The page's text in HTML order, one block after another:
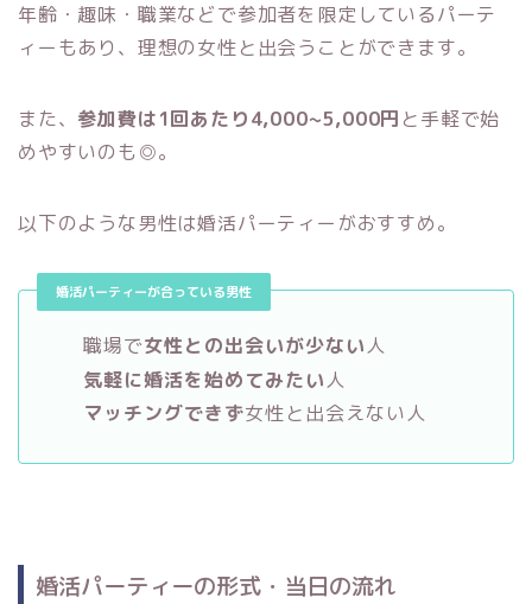
年齢・趣味・職業などで参加者を限定しているパーテ
ィーもあり、理想の女性と出会うことができます。
また、 参加費は1回あたり4,000~5,000円 と手軽で始
めやすいのも◎。
以下のような男性は婚活パーティーがおすすめ。
婚活パーティーが合っている男性
職場で女性との出会いが少ない人
気軽に婚活を始めてみたい人
マッチングできず女性と出会えない人
婚活パーティーの形式・当日の流れ